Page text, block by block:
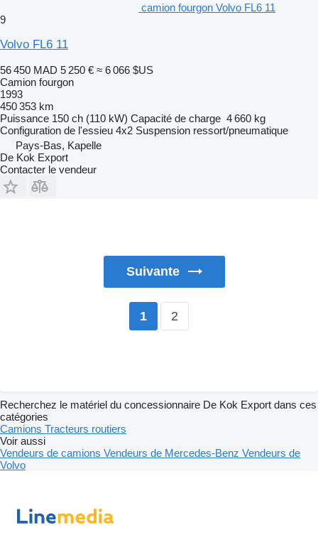
camion fourgon Volvo FL6 11
9
Volvo FL6 11
56 450 MAD 5 250 € ≈ 6 066 $US
Camion fourgon
1993
450 353 km
Puissance 150 ch (110 kW) Capacité de charge 4 660 kg
Configuration de l'essieu 4x2 Suspension ressort/pneumatique
Pays-Bas, Kapelle
De Kok Export
Contacter le vendeur
Suivante
1 2
Recherchez le matériel du concessionnaire De Kok Export dans ces
catégories
Camions Tracteurs routiers
Voir aussi
Vendeurs de camions Vendeurs de Mercedes-Benz Vendeurs de
Volvo